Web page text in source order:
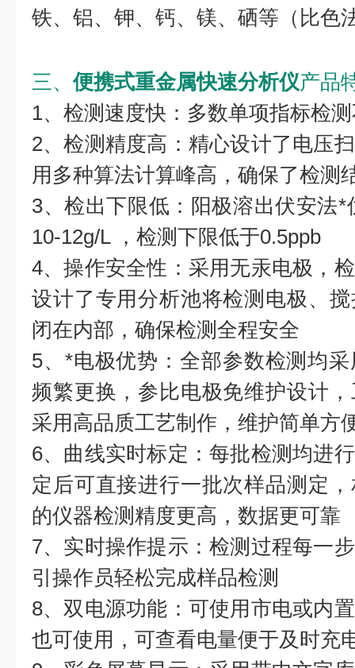
铁、铝、钾、钙、镁、硒等（比色
三、便携式重金属快速分析仪产品
1、检测速度快：多数单项指标检
2、检测精度高：精心设计了电压
用多种算法计算峰高，确保了检测
3、检出下限低：阳极溶出伏安法
10-12g/L ，检测下限低于0.5ppb
4、操作安全性：采用无汞电极，
设计了专用分析池将检测电极、
闭在内部，确保检测全程安全
5、*电极优势：全部参数检测均
频繁更换，参比电极免维护设计
采用高品质工艺制作，维护简单方
6、曲线实时标定：每批检测均进
定后可直接进行一批次样品测定
的仪器检测精度更高，数据更可靠
7、实时操作提示：检测过程每一
引操作员轻松完成样品检测
8、双电源功能：可使用市电或内
也可使用，可查看电量便于及时充